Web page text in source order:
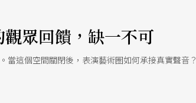
眾回饋，缺一不可
當這個空間關閉後，表演藝術圈如何承接真實聲音